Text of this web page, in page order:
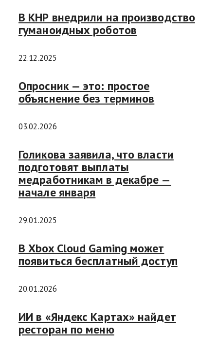
В КНР внедрили на производство
гуманоидных роботов
22.12.2025
Опросник — это: простое
объяснение без терминов
03.02.2026
Голикова заявила, что власти
подготовят выплаты
медработникам в декабре —
начале января
29.01.2025
В Xbox Cloud Gaming может
появиться бесплатный доступ
20.01.2026
ИИ в «Яндекс Картах» найдет
ресторан по меню